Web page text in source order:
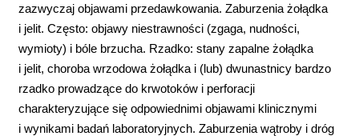
zazwyczaj objawami przedawkowania. Zaburzenia żołądka
i jelit. Często: objawy niestrawności (zgaga, nudności,
wymioty) i bóle brzucha. Rzadko: stany zapalne żołądka
i jelit, choroba wrzodowa żołądka i (lub) dwunastnicy bardzo
rzadko prowadzące do krwotoków i perforacji
charakteryzujące się odpowiednimi objawami klinicznymi
i wynikami badań laboratoryjnych. Zaburzenia wątroby i dróg